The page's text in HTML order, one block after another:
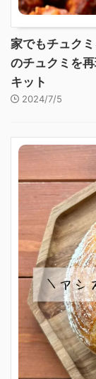
家でもチュク
のチュクミを
キット
2024/7/5